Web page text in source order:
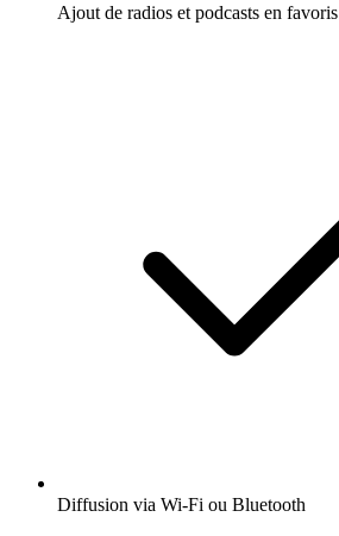
Ajout de radios et podcasts en favoris
Diffusion via Wi-Fi ou Bluetooth